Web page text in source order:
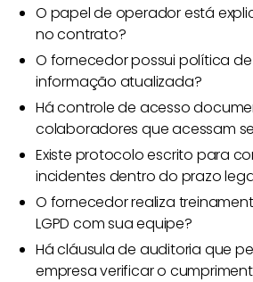
O papel de operador está
no contrato?
O fornecedor possui política
informação atualizada?
Há controle de acesso
colaboradores que acessam
Existe protocolo escrito para
incidentes dentro do prazo
O fornecedor realiza
LGPD com sua equipe?
Há cláusula de auditoria que
empresa verificar o